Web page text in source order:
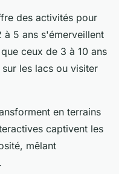
des activités pour
à 5 ans s'émerveillent
ceux de 3 à 10 ans
les lacs ou visiter
en terrains
captivent les
mêlant